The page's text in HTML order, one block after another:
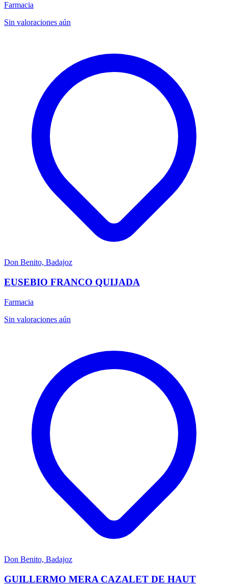
Farmacia
Sin valoraciones aún
Don Benito, Badajoz
EUSEBIO FRANCO QUIJADA
Farmacia
Sin valoraciones aún
Don Benito, Badajoz
GUILLERMO MERA CAZALET DE HAUT